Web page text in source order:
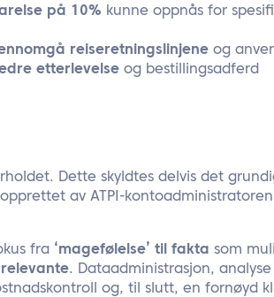
på 10% kunne oppnås for
reiseretningslinjene og
etterlevelse og bestillingsadferd
Dette skyldtes delvis det
av ATPI-
fra ‘magefølelse’ til fakta som
. Dataadministrasjon,
og, til slutt, en fornøyd